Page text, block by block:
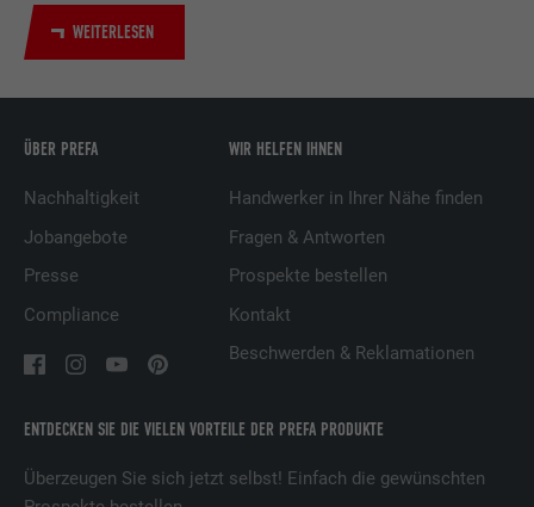
WEITERLESEN
ENTDECKEN SIE DIE VIELEN VORTEILE DER PREFA PRODUKTE
Überzeugen Sie sich jetzt selbst! Einfach die gewünschten
ÜBER PREFA
Nachhaltigkeit
Jobangebote
Presse
Compliance
WIR HELFEN IHNEN
Handwerker in Ihrer Nähe finden
Fragen & Antworten
Prospekte bestellen
Kontakt
Beschwerden & Reklamationen
Name UserMatchHistory
Anbieter
Laufzeit
Zweck
mehreren Webseiten zu verfolgen, um
relevante Werbung basierend auf den
präsentieren.
Anbieter